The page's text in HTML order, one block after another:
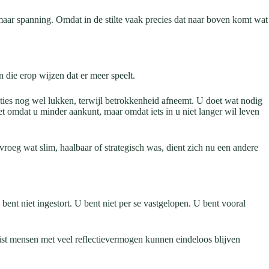
spanning. Omdat in de stilte vaak precies dat naar boven komt wat
erop wijzen dat er meer speelt.
nog wel lukken, terwijl betrokkenheid afneemt. U doet wat nodig
u minder aankunt, maar omdat iets in u niet langer wil leven
wat slim, haalbaar of strategisch was, dient zich nu een andere
niet ingestort. U bent niet per se vastgelopen. U bent vooral
mensen met veel reflectievermogen kunnen eindeloos blijven